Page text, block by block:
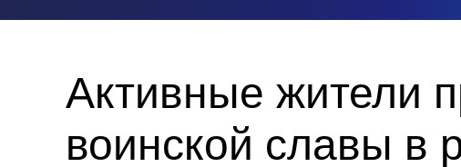
Активные жители
воинской славы в